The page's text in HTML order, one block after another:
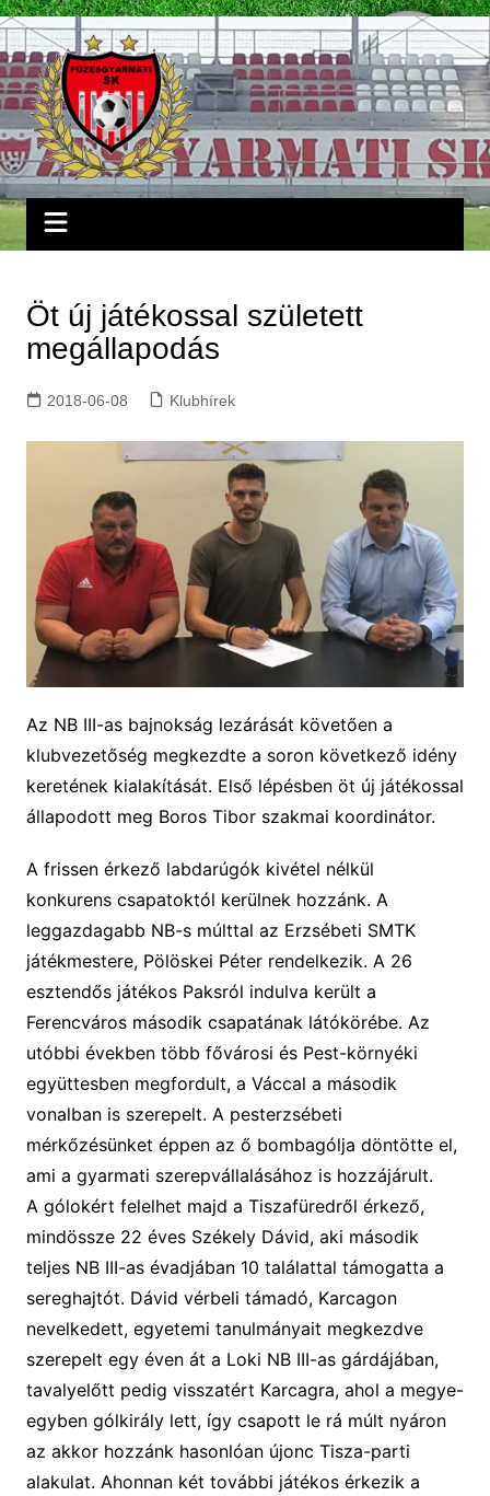
Skip
to
content
Öt új játékossal született
megállapodás
2018-06-08 Klubhírek
Az NB III-as bajnokság lezárását követően a
klubvezetőség megkezdte a soron következő idény
keretének kialakítását. Első lépésben öt új játékossal
állapodott meg Boros Tibor szakmai koordinátor.
A frissen érkező labdarúgók kivétel nélkül
konkurens csapatoktól kerülnek hozzánk. A
leggazdagabb NB-s múlttal az Erzsébeti SMTK
játékmestere, Pölöskei Péter rendelkezik. A 26
esztendős játékos Paksról indulva került a
Ferencváros második csapatának látókörébe. Az
utóbbi években több fővárosi és Pest-környéki
együttesben megfordult, a Váccal a második
vonalban is szerepelt. A pesterzsébeti
mérkőzésünket éppen az ő bombagólja döntötte el,
ami a gyarmati szerepvállalásához is hozzájárult.
A gólokért felelhet majd a Tiszafüredről érkező,
mindössze 22 éves Székely Dávid, aki második
teljes NB III-as évadjában 10 találattal támogatta a
sereghajtót. Dávid vérbeli támadó, Karcagon
nevelkedett, egyetemi tanulmányait megkezdve
szerepelt egy éven át a Loki NB III-as gárdájában,
tavalyelőtt pedig visszatért Karcagra, ahol a megye-
egyben gólkirály lett, így csapott le rá múlt nyáron
az akkor hozzánk hasonlóan újonc Tisza-parti
alakulat. Ahonnan két további játékos érkezik a